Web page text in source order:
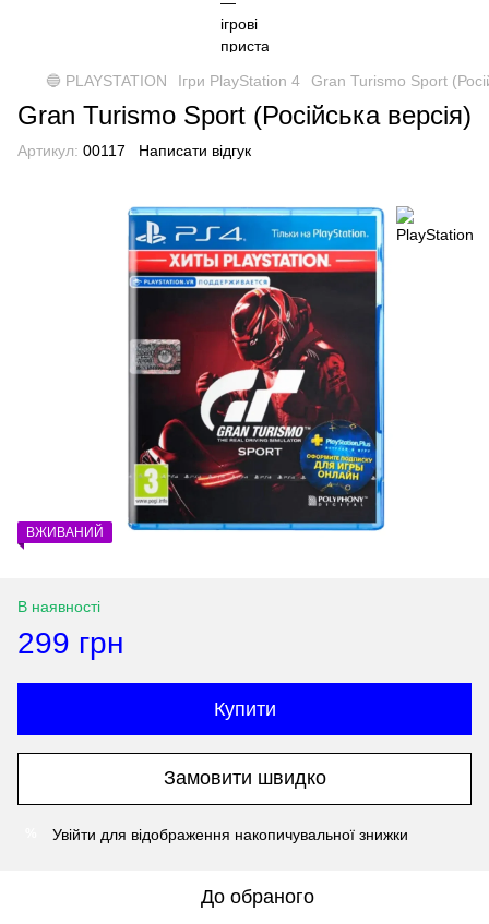
🔵 PLAYSTATION Ігри PlayStation 4 Gran Turismo Sport
Gran Turismo Sport (Російська версія)
Артикул: 00117 Написати відгук
ВЖИВАНИЙ
В наявності
299 грн
Купити
Замовити швидко
Увійти для відображення накопичувальної знижки
До обраного